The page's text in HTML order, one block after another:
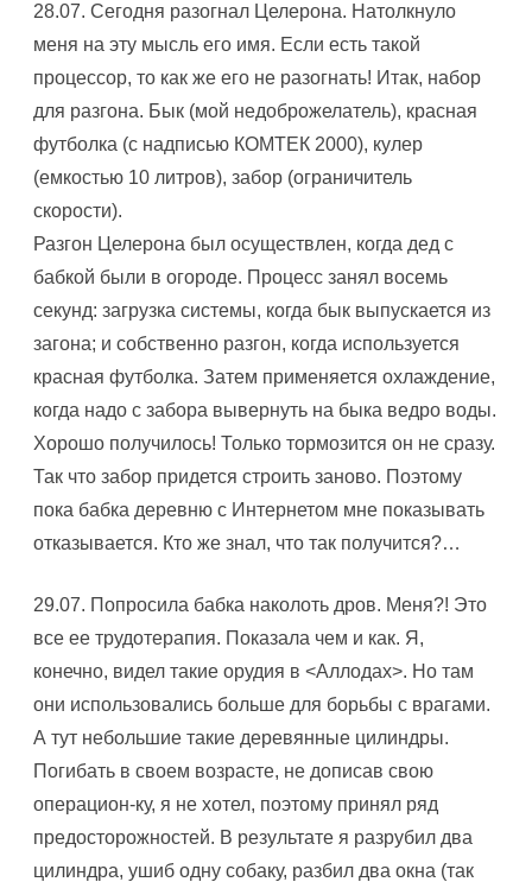
28.07. Сегодня разогнал Целерона. Hатолкнуло
меня на эту мысль его имя. Если есть такой
процессор, то как же его не разогнать! Итак, набор
для разгона. Бык (мой недоброжелатель), красная
футболка (с надписью КОМТЕК 2000), кулер
(емкостью 10 литров), забор (ограничитель
скорости).
Разгон Целерона был осуществлен, когда дед с
бабкой были в огороде. Процесс занял восемь
секунд: загрузка системы, когда бык выпускается из
загона; и собственно разгон, когда используется
красная футболка. Затем применяется охлаждение,
когда надо с забора вывернуть на быка ведро воды.
Хорошо получилось! Только тормозится он не сразу.
Так что забор придется строить заново. Поэтому
пока бабка деревню с Интернетом мне показывать
отказывается. Кто же знал, что так получится?…
29.07. Попросила бабка наколоть дров. Меня?! Это
все ее трудотерапия. Показала чем и как. Я,
конечно, видел такие орудия в <Аллодах>. Hо там
они использовались больше для борьбы с врагами.
А тут небольшие такие деревянные цилиндры.
Погибать в своем возрасте, не дописав свою
операцион-ку, я не хотел, поэтому принял ряд
предосторожностей. В результате я разрубил два
цилиндра, ушиб одну собаку, разбил два окна (так